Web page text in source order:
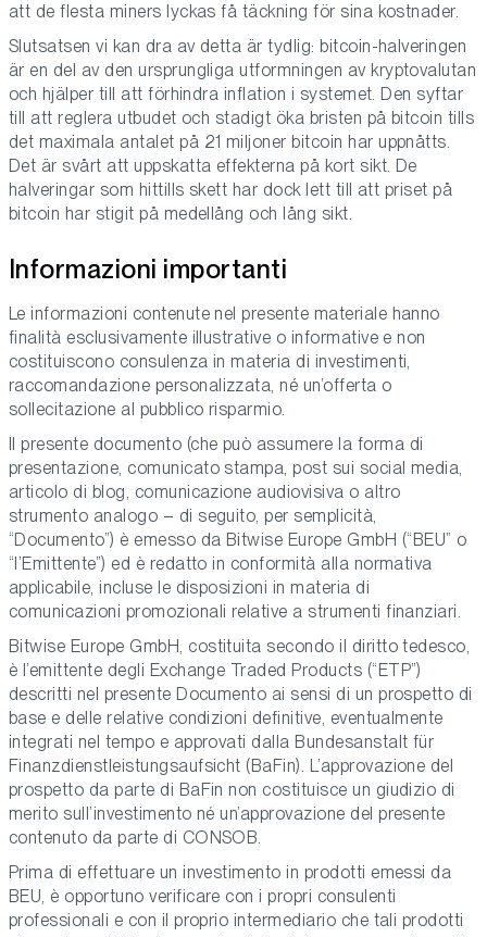
att de flesta miners lyckas få täckning för sina kostnader.
Slutsatsen vi kan dra av detta är tydlig: bitcoin-halveringen
är en del av den ursprungliga utformningen av kryptovalutan
och hjälper till att förhindra inflation i systemet. Den syftar
till att reglera utbudet och stadigt öka bristen på bitcoin tills
det maximala antalet på 21 miljoner bitcoin har uppnåtts.
Det är svårt att uppskatta effekterna på kort sikt. De
halveringar som hittills skett har dock lett till att priset på
bitcoin har stigit på medellång och lång sikt.
Informazioni importanti
Le informazioni contenute nel presente materiale hanno
finalità esclusivamente illustrative o informative e non
costituiscono consulenza in materia di investimenti,
raccomandazione personalizzata, né un’offerta o
sollecitazione al pubblico risparmio.
Il presente documento (che può assumere la forma di
presentazione, comunicato stampa, post sui social media,
articolo di blog, comunicazione audiovisiva o altro
strumento analogo – di seguito, per semplicità,
“Documento”) è emesso da Bitwise Europe GmbH (“BEU” o
“l’Emittente”) ed è redatto in conformità alla normativa
applicabile, incluse le disposizioni in materia di
comunicazioni promozionali relative a strumenti finanziari.
Bitwise Europe GmbH, costituita secondo il diritto tedesco,
è l’emittente degli Exchange Traded Products (“ETP”)
descritti nel presente Documento ai sensi di un prospetto di
base e delle relative condizioni definitive, eventualmente
integrati nel tempo e approvati dalla Bundesanstalt für
Finanzdienstleistungsaufsicht (BaFin). L’approvazione del
prospetto da parte di BaFin non costituisce un giudizio di
merito sull’investimento né un’approvazione del presente
contenuto da parte di CONSOB.
Prima di effettuare un investimento in prodotti emessi da
BEU, è opportuno verificare con i propri consulenti
professionali e con il proprio intermediario che tali prodotti